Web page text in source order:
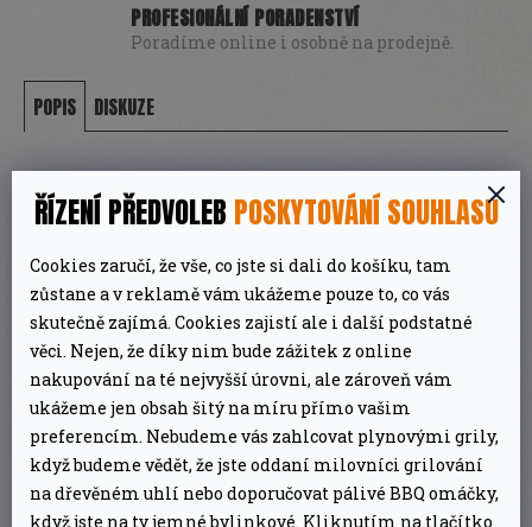
ŘÍZENÍ PŘEDVOLEB POSKYTOVÁNÍ SOUHLASU
Cookies zaručí, že vše, co jste si dali do košíku, tam
zůstane a v reklamě vám ukážeme pouze to, co vás
skutečně zajímá. Cookies zajistí ale i další podstatné
věci. Nejen, že díky nim bude zážitek z online
nakupování na té nejvyšší úrovni, ale zároveň vám
ukážeme jen obsah šitý na míru přímo vašim
preferencím. Nebudeme vás zahlcovat plynovými grily,
když budeme vědět, že jste oddaní milovníci grilování
na dřevěném uhlí nebo doporučovat pálivé BBQ omáčky,
když jste na ty jemné bylinkové. Kliknutím na tlačítko
PROFESIONÁLNÍ PORADENSTVÍ
Poradíme online i osobně na prodejně.
POPIS DISKUZE
DETAILNÍ POPIS PRODUKTU
Doplněné praktickým držadlem, ve kterém je
vyvrtaný otvor pro zavěšení. Skvělé na krájení i
servírování, snadná údržba. Vyřezáno ručně z
jednoho kusu dřeva.
Ekologická výroba šetrná k přírodě. Dřevo se
získává z kořenů olivovníku. Velmi odolný
materiál s dlouhou životností. Vyrobeno ručně,